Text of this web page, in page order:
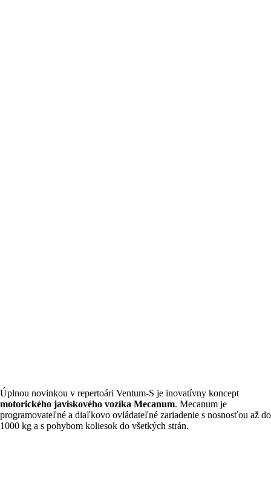
Úplnou novinkou v repertoári Ventum-S je inovatívny koncept
motorického javiskového vozíka Mecanum. Mecanum je
programovateľné a diaľkovo ovládateľné zariadenie s nosnosťou až do
1000 kg a s pohybom koliesok do všetkých strán.